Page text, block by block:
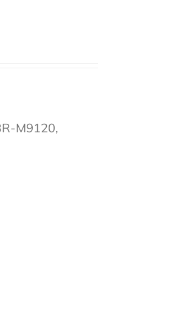
M9120,